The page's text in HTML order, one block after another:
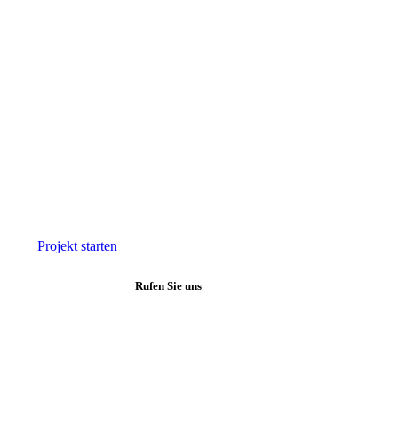
Projekt starten
Rufen Sie uns